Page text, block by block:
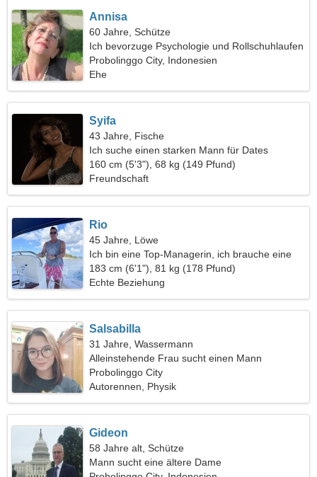
Annisa
60 Jahre, Schütze
Ich bevorzuge Psychologie und Rollschuhlaufen
Probolinggo City, Indonesien
Ehe
Syifa
43 Jahre, Fische
Ich suche einen starken Mann für Dates
160 cm (5'3"), 68 kg (149 Pfund)
Freundschaft
Rio
45 Jahre, Löwe
Ich bin eine Top-Managerin, ich brauche eine
coole Frau
183 cm (6'1"), 81 kg (178 Pfund)
Echte Beziehung
Salsabilla
31 Jahre, Wassermann
Alleinstehende Frau sucht einen Mann
Probolinggo City
Autorennen, Physik
Gideon
58 Jahre alt, Schütze
Mann sucht eine ältere Dame